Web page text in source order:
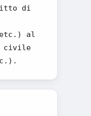
di
al
civile